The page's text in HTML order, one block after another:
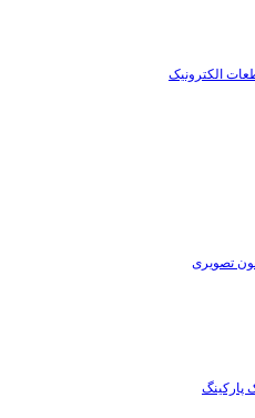
الکترونیک
تصویری
پارکینگ